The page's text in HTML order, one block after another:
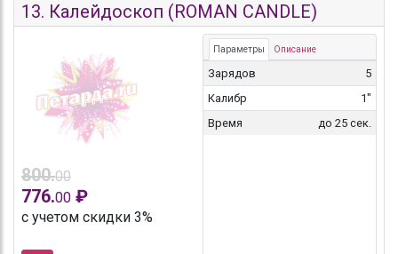
13. Калейдоскоп (ROMAN CANDLE)
800.00
776.00 ₽
с учетом скидки 3%
Параметры Описание
Зарядов
5
Калибр
1"
Время
до 25 сек.